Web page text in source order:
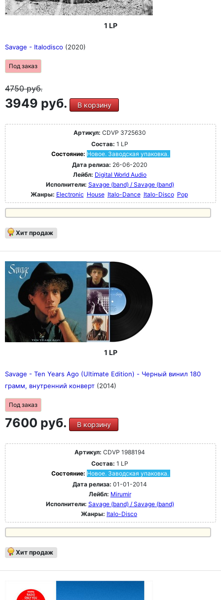
1 LP
Savage - Italodisco (2020)
Под заказ
4750руб.
3949 руб. В корзину
Артикул: CDVP 3725630
Состав: 1 LP
Состояние: Новое. Заводская упаковка.
Дата релиза: 26-06-2020
Лейбл: Digital World Audio
Исполнители: Savage (band) / Savage (band)
Жанры: Electronic House Italo-Dance Italo-Disco Pop
Хит продаж
1 LP
Savage - Ten Years Ago (Ultimate Edition) - Черный винил 180
грамм, внутренний конверт (2014)
Под заказ
7600 руб. В корзину
Артикул: CDVP 1988194
Состав: 1 LP
Состояние: Новое. Заводская упаковка.
Дата релиза: 01-01-2014
Лейбл: Mirumir
Исполнители: Savage (band) / Savage (band)
Жанры: Italo-Disco
Хит продаж